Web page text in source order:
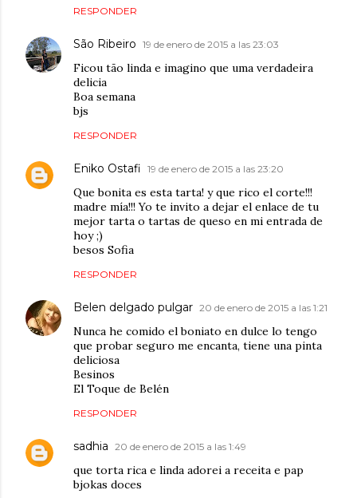
RESPONDER
São Ribeiro 19 de enero de 2015 a las 23:03
Ficou tão linda e imagino que uma verdadeira
delicia
Boa semana
bjs
RESPONDER
Eniko Ostafi 19 de enero de 2015 a las 23:20
Que bonita es esta tarta! y que rico el corte!!!
madre mía!!! Yo te invito a dejar el enlace de tu
mejor tarta o tartas de queso en mi entrada de
hoy ;)
besos Sofia
RESPONDER
Belen delgado pulgar 20 de enero de 2015 a las 1:21
Nunca he comido el boniato en dulce lo tengo
que probar seguro me encanta, tiene una pinta
deliciosa
Besinos
El Toque de Belén
RESPONDER
sadhia 20 de enero de 2015 a las 1:49
que torta rica e linda adorei a receita e pap
bjokas doces